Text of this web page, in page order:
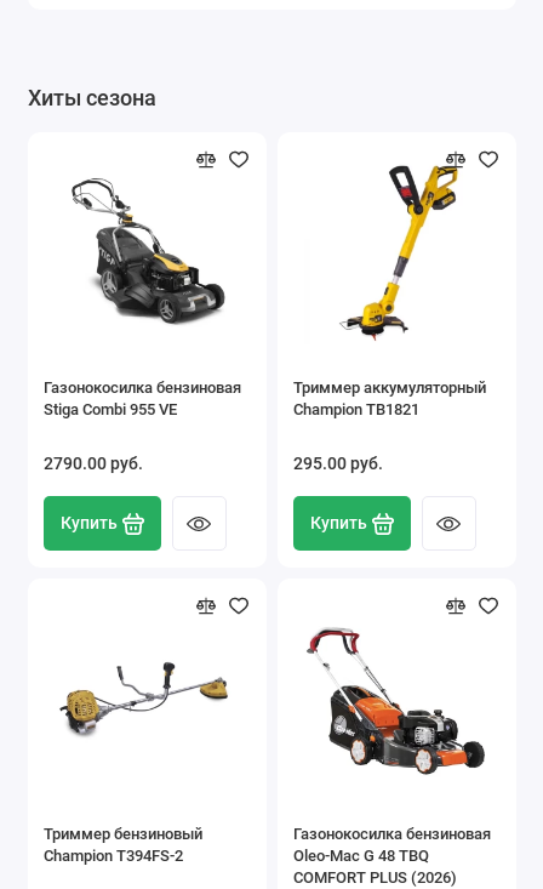
Хиты сезона
Газонокосилка бензиновая
Stiga Combi 955 VE
2790.00 pуб.
Купить
Триммер аккумуляторный
Champion TB1821
295.00 pуб.
Купить
Триммер бензиновый
Champion T394FS-2
Газонокосилка бензиновая
Oleo-Mac G 48 TBQ
COMFORT PLUS (2026)